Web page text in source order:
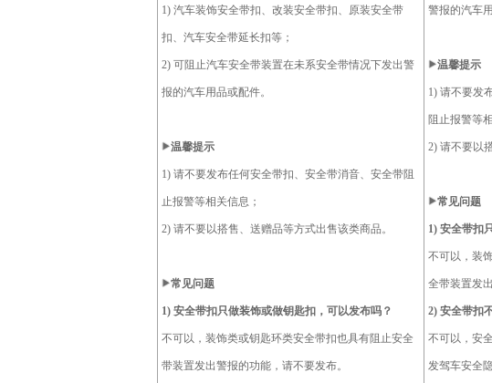
1) 汽车装饰安全带扣、改装安全带扣、原装安全带
扣、汽车安全带延长扣等；
2) 可阻止汽车安全带装置在未系安全带情况下发出警
报的汽车用品或配件。
温馨提示
1) 请不要发布任何安全带扣、安全带消音、安全带阻
止报警等相关信息；
2) 请不要以搭售、送赠品等方式出售该类商品。
常见问题
1) 安全带扣只做装饰或做钥匙扣，可以发布吗？
不可以，装饰类或钥匙环类安全带扣也具有阻止安全
带装置发出警报的功能，请不要发布。
警报的汽车
温馨提示
1) 请不要发
阻止报警等
2) 请不要以
常见问题
1) 安全带扣
不可以，装
全带装置发
2) 安全带扣
不可以，安
发驾车安全